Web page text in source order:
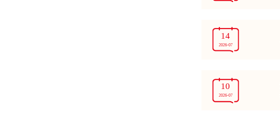
14
2026-07
10
2026-07